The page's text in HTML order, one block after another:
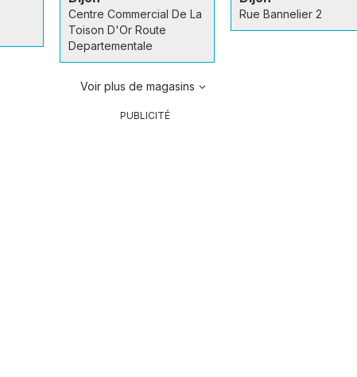
Centre Commercial De La
Toison D'Or Route
Departementale
Rue Bannelier 2
Voir plus de magasins
PUBLICITÉ